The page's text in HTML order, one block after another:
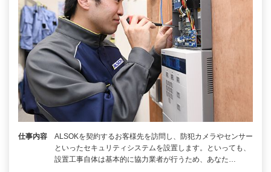
仕事内容
ALSOKを契約するお客様先を訪問し、防犯カメラやセンサー
といったセキュリティシステムを設置します。といっても、
設置工事自体は基本的に協力業者が行うため、あなた…